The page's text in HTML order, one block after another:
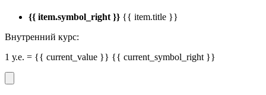
{{ item.symbol_right }} {{ item.title }}
Внутренний курс:
1 у.е. = {{ current_value }} {{ current_symbol_right }}